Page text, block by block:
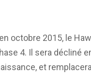
octobre 2015, le
4. Il sera décliné
et